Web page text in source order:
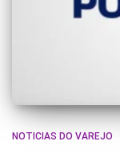
NOTICIAS DO VAREJO